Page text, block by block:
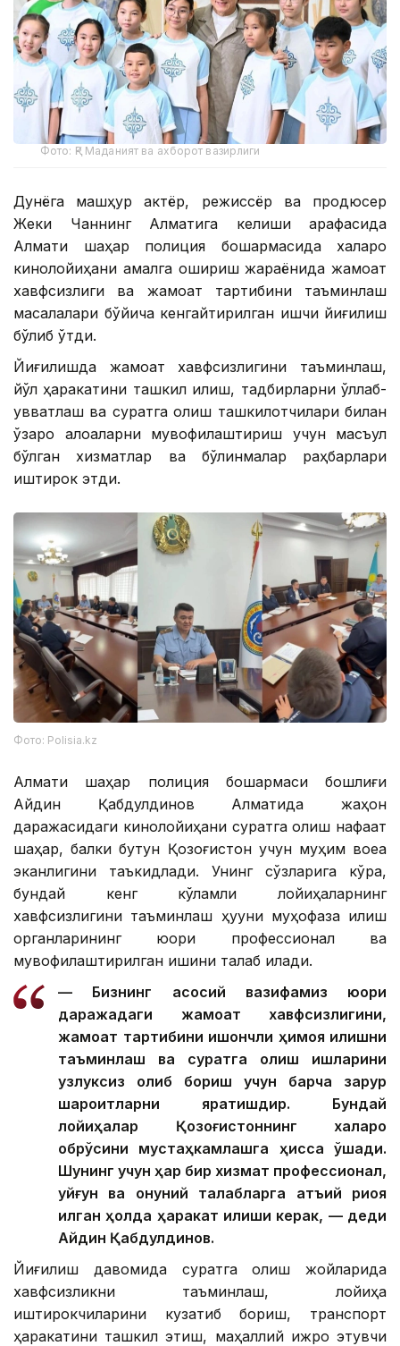
Фото: ҚР Маданият ва ахборот вазирлиги
Дунёга машҳур актёр, режиссёр ва продюсер
Жеки Чаннинг Алматига келиши арафасида
Алмати шаҳар полиция бошқармасида халқаро
кинолойиҳани амалга ошириш жараёнида жамоат
хавфсизлиги ва жамоат тартибини таъминлаш
масалалари бўйича кенгайтирилган ишчи йиғилиш
бўлиб ўтди.
Йиғилишда жамоат хавфсизлигини таъминлаш,
йўл ҳаракатини ташкил қилиш, тадбирларни қўллаб-
қувватлаш ва суратга олиш ташкилотчилари билан
ўзаро алоқаларни мувофиқлаштириш учун масъул
бўлган хизматлар ва бўлинмалар раҳбарлари
иштирок этди.
Фото: Polisia.kz
Алмати шаҳар полиция бошқармаси бошлиғи
Айдин Қабдулдинов Алматида жаҳон
даражасидаги кинолойиҳани суратга олиш нафақат
шаҳар, балки бутун Қозоғистон учун муҳим воқеа
эканлигини таъкидлади. Унинг сўзларига кўра,
бундай кенг кўламли лойиҳаларнинг
хавфсизлигини таъминлаш ҳуқуқни муҳофаза қилиш
органларининг юқори профессионал ва
мувофиқлаштирилган ишини талаб қилади.
— Бизнинг асосий вазифамиз юқори
даражадаги жамоат хавфсизлигини,
жамоат тартибини ишончли ҳимоя қилишни
таъминлаш ва суратга олиш ишларини
узлуксиз олиб бориш учун барча зарур
шароитларни яратишдир. Бундай
лойиҳалар Қозоғистоннинг халқаро
обрўсини мустаҳкамлашга ҳисса қўшади.
Шунинг учун ҳар бир хизмат профессионал,
уйғун ва қонуний талабларга қатъий риоя
қилган ҳолда ҳаракат қилиши керак, — деди
Айдин Қабдулдинов.
Йиғилиш давомида суратга олиш жойларида
хавфсизликни таъминлаш, лойиҳа
иштирокчиларини кузатиб бориш, транспорт
ҳаракатини ташкил этиш, маҳаллий ижро этувчи